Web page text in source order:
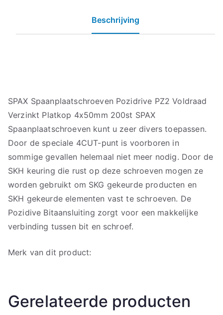
Beschrijving
SPAX Spaanplaatschroeven Pozidrive PZ2 Voldraad
Verzinkt Platkop 4x50mm 200st SPAX
Spaanplaatschroeven kunt u zeer divers toepassen.
Door de speciale 4CUT-punt is voorboren in
sommige gevallen helemaal niet meer nodig. Door de
SKH keuring die rust op deze schroeven mogen ze
worden gebruikt om SKG gekeurde producten en
SKH gekeurde elementen vast te schroeven. De
Pozidive Bitaansluiting zorgt voor een makkelijke
verbinding tussen bit en schroef.
Merk van dit product:
Gerelateerde producten